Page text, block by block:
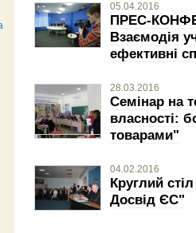
05.04.2016
ПРЕС-
Взаємодія
ефективні
28.03.2016
Семінар на
власності:
товарами"
04.02.2016
Круглий
Досвід ЄС"